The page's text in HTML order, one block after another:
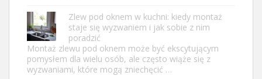
Zlew pod oknem w kuchni: kiedy montaż
staje się wyzwaniem i jak sobie z nim
poradzić
Montaż zlewu pod oknem może być ekscytującym
pomysłem dla wielu osób, ale często wiąże się z
wyzwaniami, które mogą zniechęcić …